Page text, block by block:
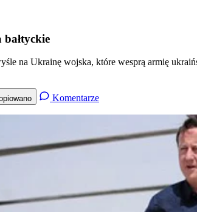
bałtyckie
na Ukrainę wojska, które wesprą armię
Komentarze